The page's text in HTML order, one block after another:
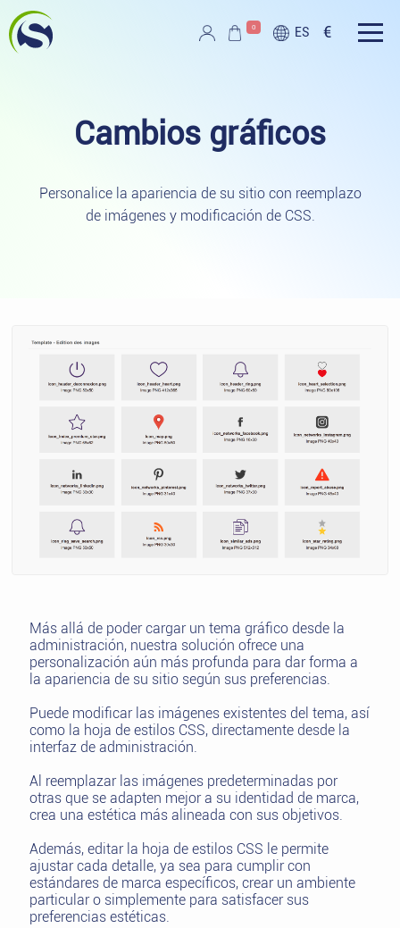
Ir al contenido principal
0 ES €
Cambios gráficos
Personalice la apariencia de su sitio con reemplazo
de imágenes y modificación de CSS.
Más allá de poder cargar un tema gráfico desde la
administración, nuestra solución ofrece una
personalización aún más profunda para dar forma a
la apariencia de su sitio según sus preferencias.
Puede modificar las imágenes existentes del tema, así
como la hoja de estilos CSS, directamente desde la
interfaz de administración.
Al reemplazar las imágenes predeterminadas por
otras que se adapten mejor a su identidad de marca,
crea una estética más alineada con sus objetivos.
Además, editar la hoja de estilos CSS le permite
ajustar cada detalle, ya sea para cumplir con
estándares de marca específicos, crear un ambiente
particular o simplemente para satisfacer sus
preferencias estéticas.